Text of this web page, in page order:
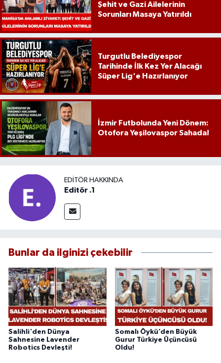
Şehit ve Gazi Ailelerinin
Sorunları Masaya Yatırıldı
Turgutlu Belediyespor
Tarihinde İlk Kez Yer Alacağı
Süper Lig'e Hazırlanıyor
İzmir Futbolunda Yeni Dönem:
Otofora Yeşilovaspor Sahada!
EDITÖR HAKKINDA
Editör .1
Bunlar da ilginizi çekebilir
Salihli'den Dünya
Sahnesine Lavender
Robotics Devleşti!
Somalı Öykü’den Büyük
Gurur Türkiye Üçüncüsü
Oldu!